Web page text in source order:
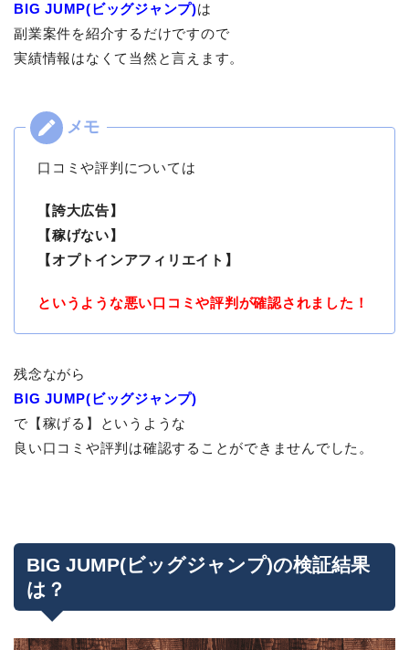
BIG JUMP(ビッグジャンプ)は
副業案件を紹介するだけですので
実績情報はなくて当然と言えます。
口コミや評判については
【誇大広告】
【稼げない】
【オプトインアフィリエイト】
というような悪い口コミや評判が確認されました！
残念ながら
BIG JUMP(ビッグジャンプ)
で【稼げる】というような
良い口コミや評判は確認することができませんでした。
BIG JUMP(ビッグジャンプ)の検証結果
は？